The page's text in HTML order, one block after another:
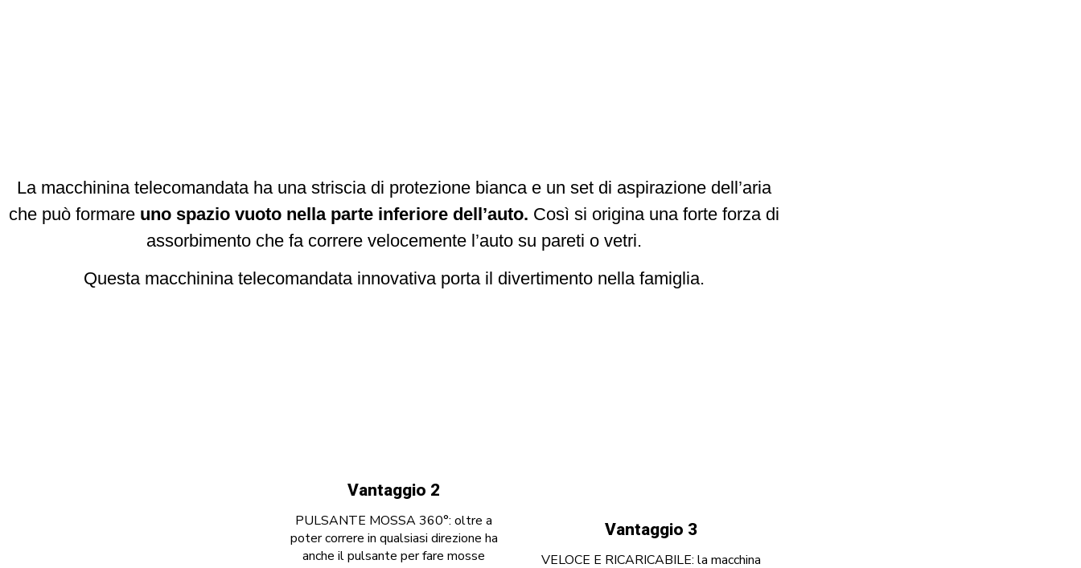
La macchinina telecomandata ha una striscia di protezione bianca e un set di aspirazione dell’aria
che può formare uno spazio vuoto nella parte inferiore dell’auto. Così si origina una forte forza di
assorbimento che fa correre velocemente l’auto su pareti o vetri.
Questa macchinina telecomandata innovativa porta il divertimento nella famiglia.
Vantaggio 2
PULSANTE MOSSA 360°: oltre a
poter correre in qualsiasi direzione ha
anche il pulsante per fare mosse
Vantaggio 3
VELOCE E RICARICABILE: la macchina